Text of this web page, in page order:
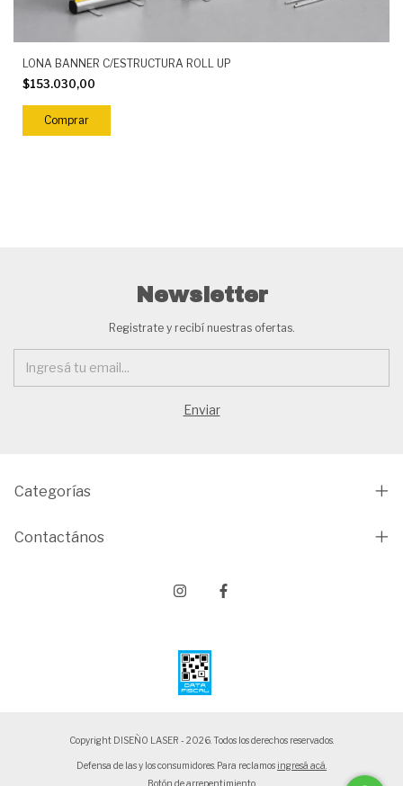
LONA BANNER C/ESTRUCTURA ROLL UP
$153.030,00
Newsletter
Registrate y recibí nuestras ofertas.
Categorías
Contactános
Copyright DISEÑO LASER - 2026. Todos los derechos reservados.
Defensa de las y los consumidores. Para reclamos ingresá acá.
Botón de arrepentimiento